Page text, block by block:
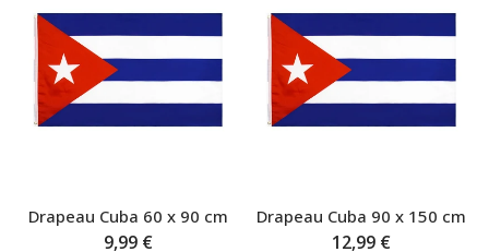
Drapeau Cuba 60 x 90 cm
9,99 €
Drapeau Cuba 90 x 150 cm
12,99 €